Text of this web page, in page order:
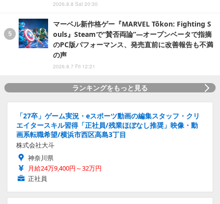
2026.8.8 Sat 20:30
マーベル新作格ゲー『MARVEL Tōkon: Fighting S
ouls』Steamで“賛否両論”―オープンベータで指摘
のPC版パフォーマンス、発売直前に改善報告も不満
の声
2026.8.7 Fri 12:21
ランキングをもっと見る
「27卒」ゲーム実況・eスポーツ動画の編集スタッフ・クリ
エイタースキル習得「正社員/残業ほぼなし推奨」映像・動
画系転職希望/横浜市西区高島3丁目
株式会社大斗
神奈川県
月給24万9,400円～32万円
正社員